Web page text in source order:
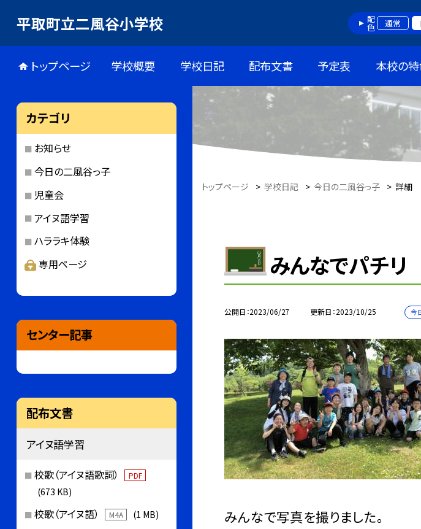
平取町立二風谷小学校 配色 通常
トップページ 学校概要 学校日記 配布文書 予定表 本校の
トップページ > 学校日記 > 今日の二風谷っ子 > 詳細
みんなでパチリ
公開日 2023/06/27 更新日 2023/10/25 今
みんなで写真を撮りました。
カテゴリ
お知らせ
今日の二風谷っ子
児童会
アイヌ語学習
ハララキ体験
専用ページ
センター記事
配布文書
アイヌ語学習
校歌（アイヌ語歌詞） PDF
(673 KB)
校歌（アイヌ語） M4A (1 MB)